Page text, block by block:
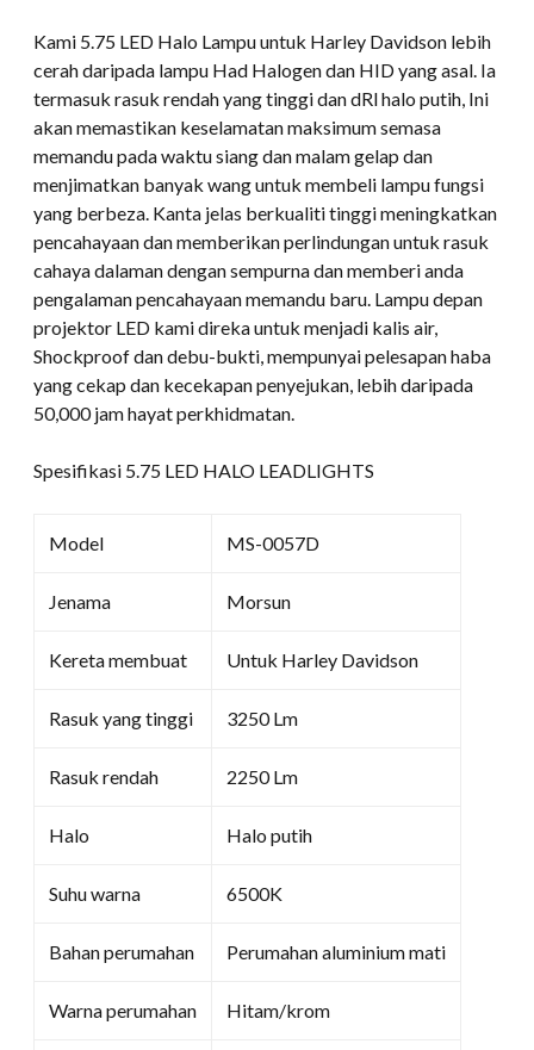
Kami 5.75 LED Halo Lampu untuk Harley Davidson lebih
cerah daripada lampu Had Halogen dan HID yang asal. Ia
termasuk rasuk rendah yang tinggi dan dRl halo putih, Ini
akan memastikan keselamatan maksimum semasa
memandu pada waktu siang dan malam gelap dan
menjimatkan banyak wang untuk membeli lampu fungsi
yang berbeza. Kanta jelas berkualiti tinggi meningkatkan
pencahayaan dan memberikan perlindungan untuk rasuk
cahaya dalaman dengan sempurna dan memberi anda
pengalaman pencahayaan memandu baru. Lampu depan
projektor LED kami direka untuk menjadi kalis air,
Shockproof dan debu-bukti, mempunyai pelesapan haba
yang cekap dan kecekapan penyejukan, lebih daripada
50,000 jam hayat perkhidmatan.
Spesifikasi 5.75 LED HALO LEADLIGHTS
Model MS-0057D
Jenama Morsun
Kereta membuat Untuk Harley Davidson
Rasuk yang tinggi 3250 Lm
Rasuk rendah 2250 Lm
Halo Halo putih
Suhu warna 6500K
Bahan perumahan Perumahan aluminium mati
Warna perumahan Hitam/krom